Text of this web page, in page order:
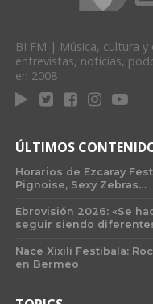
BI FM | Música, cultura
entrevistas, noticias,
en 2008
ÚLTIMOS
Horarios de Ezcaray
Pignoise, Sexy Zebras…
Ebrovisión 2026: «Se
seguir siendo
Nace Xixili Festibala:
en Bermeo